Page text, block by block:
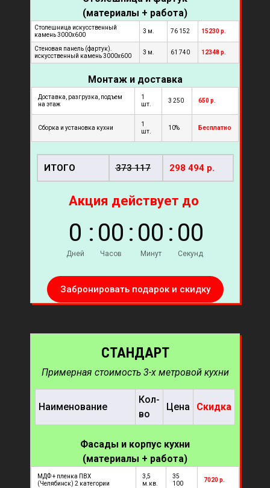
(материалы + работа)
Столешница искусственный
камень 3000х600
3 м. 76 152 15230р.
Стеновая панель (фартук).
искусственный камень 3000х600
3 м. 61 740 12348 р.
Монтаж и доставка
Доставка, разгрузка, подъем
на этаж
1
шт.
3 250 650 р.
Сборка и установка кухни
1
шт.
10% Бесплатно
ИТОГО 373 117 298 494 р.
Акция действует до
0
Дней
: 00
Часов
: 00
Минут
: 00
Секунд
Забронировать подарок и скидку
СТАНДАРТ
Примерная стоимость 3-х метровой кухни
Наименование
Кол-
во
Цена Скидка
Фасады и корпус кухни
(материалы + работа)
МДФ + пленка ПВХ
(Челябинск) 2 категории
3,5
м.кв.
35
100
7020р.